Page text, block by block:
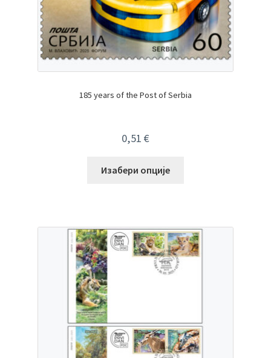
185 years of the Post of Serbia
0,51 €
Изабери опције